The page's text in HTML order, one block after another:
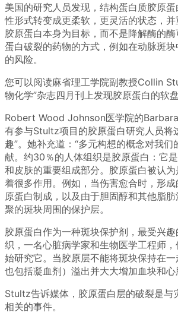
美国的研究人员发现，结构蛋白质胶原
性形式转变成更柔软，更灵活的状态，
胶原蛋白本身为目标，而不是降解酶的
蛋白破裂的药物的方式，例如在动脉斑
的风险。
您可以阅读麻省理工学院副教授Collin
物化学”杂志四月刊上发现胶原蛋白的软盘
Robert Wood Johnson医学院的
有参与Stultz项目的胶原蛋白研究人员将
趣”。她补充道：“多元构想的概念对我
献。约30％的人体组织是胶原蛋白：它
和皮肤的重要组成部分。胶原蛋白被认
着很多作用。例如，当伤害愈合时，形
原蛋白制成，以及由于胆固醇和其他脂
聚的斑块周围的保护层。
胶原蛋白作为一种斑块保护剂，最受兴
织，一名心脏病学家和生物医学工程师
始研究它。当胶原层不能将斑块保持在
也包括凝血剂）溢出并大大增加血块和心
Stultz告诉媒体，胶原蛋白层的破裂是与
相关的事件。